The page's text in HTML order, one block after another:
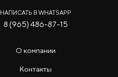
НАПИСАТЬ В WHATSAPP
8 (965) 486-87-15
О компании
Контакты